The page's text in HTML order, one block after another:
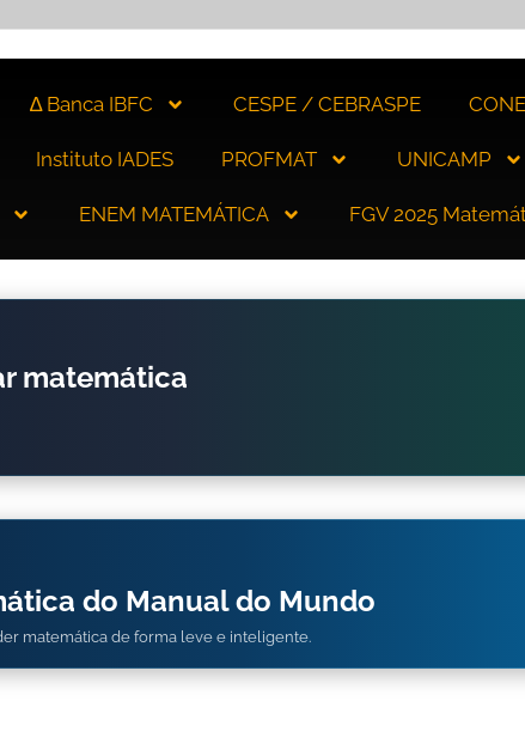
∆ Banca IBFC CESPE / CEBRASPE
Instituto IADES PROFMAT UNICAMP
ENEM MATEMÁTICA FGV 2025
matemática
do Manual do Mundo
matemática de forma leve e inteligente.